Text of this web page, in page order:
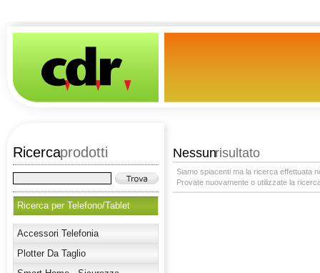
Ricercaprodotti
Ricerca per Telefono/Tablet
Accessori Telefonia
Plotter Da Taglio
Nessunrisultato
Siamo spiacenti ma la ricerca effettuata
Provate nuovamente o utilizzate la